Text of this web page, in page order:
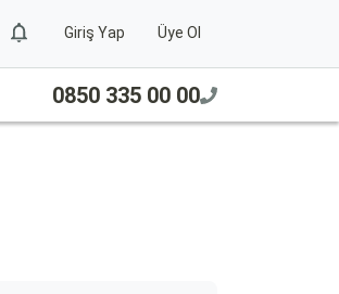
Giriş Yap Üye Ol
0850 335 00 00